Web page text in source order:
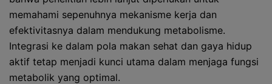
memahami sepenuhnya mekanisme kerja dan
efektivitasnya dalam mendukung metabolisme.
Integrasi ke dalam pola makan sehat dan gaya hidup
aktif tetap menjadi kunci utama dalam menjaga fungsi
metabolik yang optimal.